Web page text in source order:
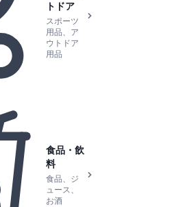
トドア
スポーツ
用品、ア
ウトドア
用品
食品・飲
料
食品、ジ
ュース、
お酒